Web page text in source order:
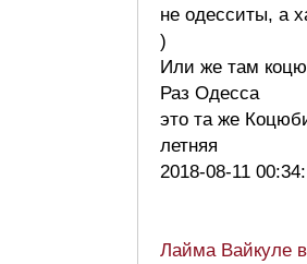
не одесситы, а
)
Или же там
Раз Одесса
это та же
летняя
2018-08-11
Лайма Вайкуле